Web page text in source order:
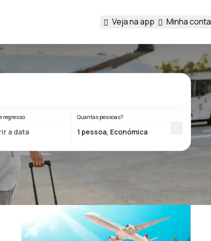
Veja na app Minha conta
regresso Quantas pessoas?